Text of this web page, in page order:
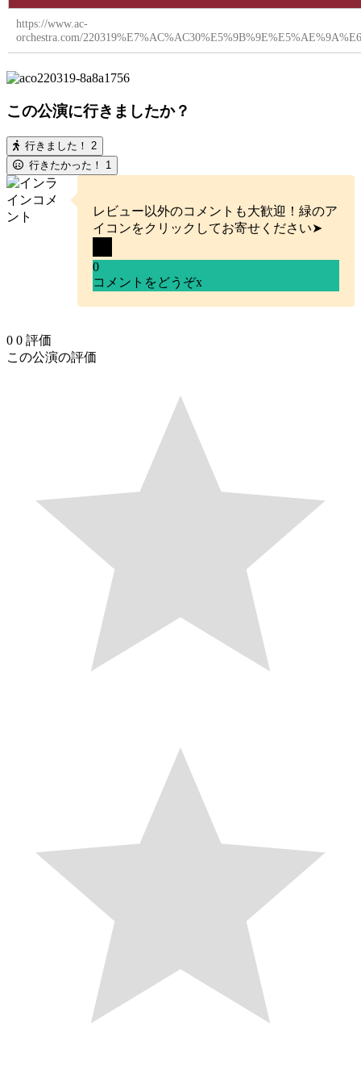
https://www.ac-
orchestra.com/
この公演に行きましたか？
行きました！ 2
行きたかった！ 1
レビュー以外のコメントも大歓迎！緑のア
イコンをクリックしてお寄せください➤
0
コメントをどうぞx
0 0 評価
この公演の評価